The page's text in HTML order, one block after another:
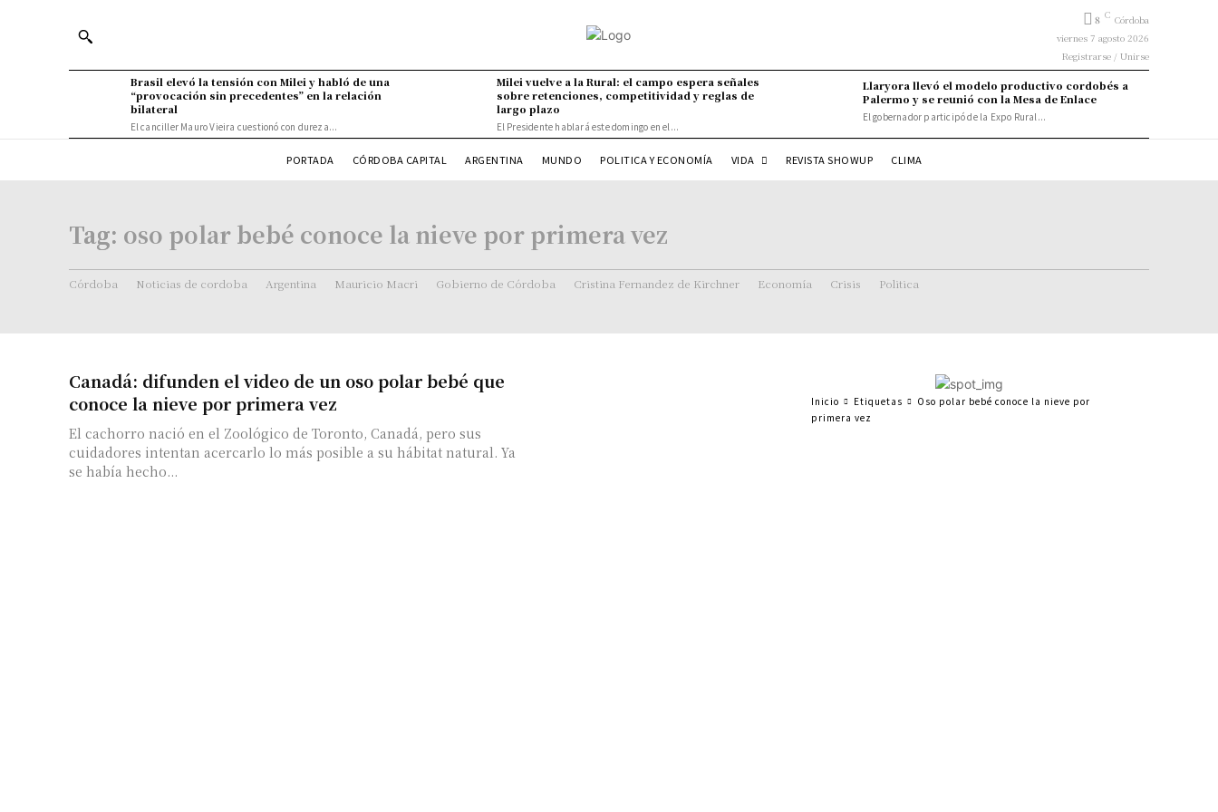
8 C Córdoba
viernes 7 agosto 2026
Registrarse / Unirse
Brasil elevó la tensión con Milei y habló de una
“provocación sin precedentes” en la relación
bilateral
El canciller Mauro Vieira cuestionó con dureza...
Milei vuelve a la Rural: el campo espera señales
sobre retenciones, competitividad y reglas de
largo plazo
El Presidente hablará este domingo en el...
Llaryora llevó el modelo productivo cordobés a
Palermo y se reunió con la Mesa de Enlace
El gobernador participó de la Expo Rural...
PORTADA CÓRDOBA CAPITAL ARGENTINA MUNDO POLITICA Y ECONOMÍA VIDA REVISTA SHOWUP CLIMA
Tag: oso polar bebé conoce la nieve por primera vez
Córdoba Noticias de cordoba Argentina Mauricio Macri Gobierno de Córdoba Cristina Fernandez de Kirchner Economía Crisis Politica
Canadá: difunden el video de un oso polar bebé que
conoce la nieve por primera vez
El cachorro nació en el Zoológico de Toronto, Canadá, pero sus
cuidadores intentan acercarlo lo más posible a su hábitat natural. Ya
se había hecho...
Inicio Etiquetas
Oso polar bebé conoce la nieve por
primera vez